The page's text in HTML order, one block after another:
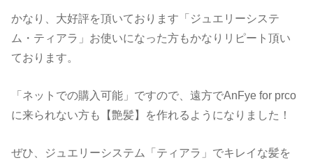
かなり、大好評を頂いております「ジュエリーシステ
ム・ティアラ」お使いになった方もかなりリピート頂い
ております。
「ネットでの購入可能」ですので、遠方でAnFye for prco
に来られない方も【艶髪】を作れるようになりました！
ぜひ、ジュエリーシステム「ティアラ」でキレイな髪を